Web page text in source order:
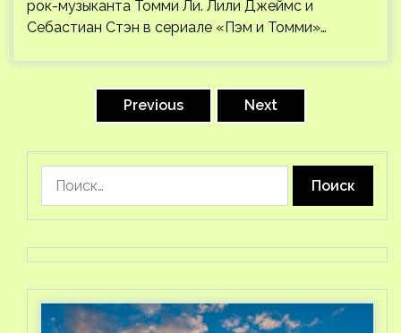
рок-музыканта Томми Ли. Лили Джеймс и
Себастиан Стэн в сериале «Пэм и Томми»…
Previous Next